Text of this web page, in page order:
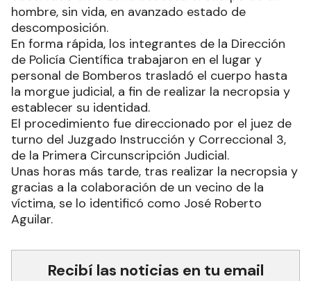
hombre, sin vida, en avanzado estado de
descomposición.
En forma rápida, los integrantes de la Dirección
de Policía Científica trabajaron en el lugar y
personal de Bomberos trasladó el cuerpo hasta
la morgue judicial, a fin de realizar la necropsia y
establecer su identidad.
El procedimiento fue direccionado por el juez de
turno del Juzgado Instrucción y Correccional 3,
de la Primera Circunscripción Judicial.
Unas horas más tarde, tras realizar la necropsia y
gracias a la colaboración de un vecino de la
víctima, se lo identificó como José Roberto
Aguilar.
Recibí las noticias en tu email